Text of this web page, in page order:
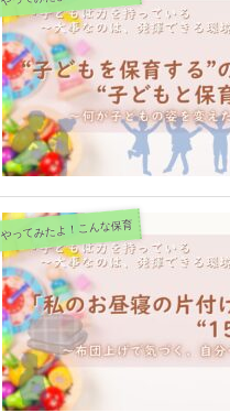
やってみたよ！こんな保育